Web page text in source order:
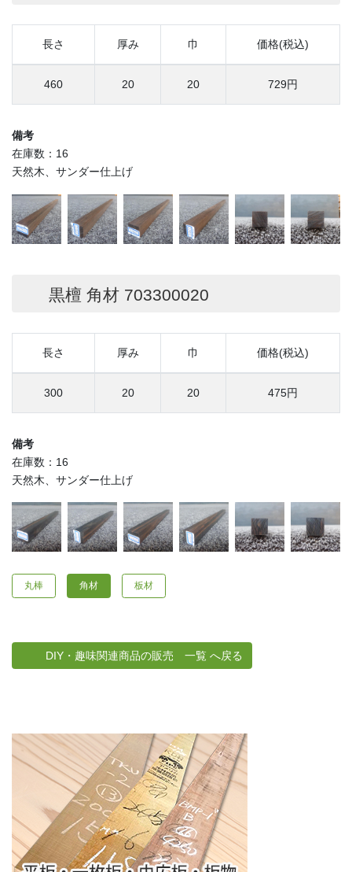
長さ 厚み 巾 価格(税込)
460 20 20 729円
備考
在庫数：16
天然木、サンダー仕上げ
黒檀 角材 703300020
長さ 厚み 巾 価格(税込)
300 20 20 475円
備考
在庫数：16
天然木、サンダー仕上げ
丸棒 角材 板材
DIY・趣味関連商品の販売 一覧 へ戻る